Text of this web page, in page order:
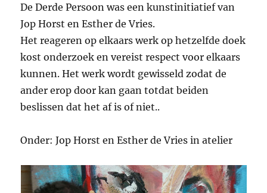
De Derde Persoon was een kunstinitiatief van
Jop Horst en Esther de Vries.
Het reageren op elkaars werk op hetzelfde doek
kost onderzoek en vereist respect voor elkaars
kunnen. Het werk wordt gewisseld zodat de
ander erop door kan gaan totdat beiden
beslissen dat het af is of niet..
Onder: Jop Horst en Esther de Vries in atelier